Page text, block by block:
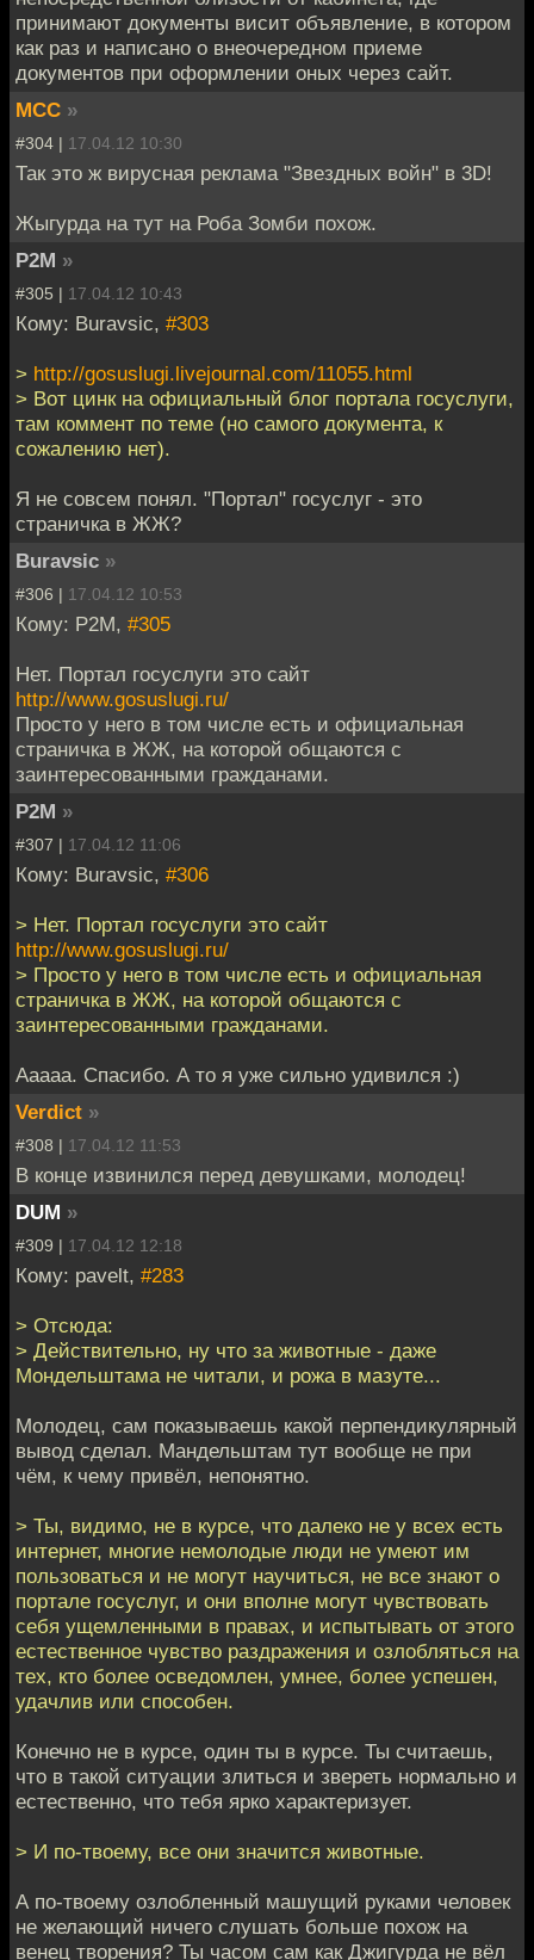
принимают документы висит объявление, в котором
как раз и написано о внеочередном приеме
документов при оформлении оных через сайт.
MCC »
#304 | 17.04.12 10:30
Так это ж вирусная реклама "Звездных войн" в 3D!
Жыгурда на тут на Роба Зомби похож.
P2M »
#305 | 17.04.12 10:43
Кому: Buravsic, #303
> http://gosuslugi.livejournal.com/11055.html
> Вот цинк на официальный блог портала госуслуги,
там коммент по теме (но самого документа, к
сожалению нет).
Я не совсем понял. "Портал" госуслуг - это
страничка в ЖЖ?
Buravsic »
#306 | 17.04.12 10:53
Кому: P2M, #305
Нет. Портал госуслуги это сайт
http://www.gosuslugi.ru/
Просто у него в том числе есть и официальная
страничка в ЖЖ, на которой общаются с
заинтересованными гражданами.
P2M »
#307 | 17.04.12 11:06
Кому: Buravsic, #306
> Нет. Портал госуслуги это сайт
http://www.gosuslugi.ru/
> Просто у него в том числе есть и официальная
страничка в ЖЖ, на которой общаются с
заинтересованными гражданами.
Ааааа. Спасибо. А то я уже сильно удивился :)
Verdict »
#308 | 17.04.12 11:53
В конце извинился перед девушками, молодец!
DUM »
#309 | 17.04.12 12:18
Кому: pavelt, #283
> Отсюда:
> Действительно, ну что за животные - даже
Мондельштама не читали, и рожа в мазуте...
Молодец, сам показываешь какой перпендикулярный
вывод сделал. Мандельштам тут вообще не при
чём, к чему привёл, непонятно.
> Ты, видимо, не в курсе, что далеко не у всех есть
интернет, многие немолодые люди не умеют им
пользоваться и не могут научиться, не все знают о
портале госуслуг, и они вполне могут чувствовать
себя ущемленными в правах, и испытывать от этого
естественное чувство раздражения и озлобляться на
тех, кто более осведомлен, умнее, более успешен,
удачлив или способен.
Конечно не в курсе, один ты в курсе. Ты считаешь,
что в такой ситуации злиться и звереть нормально и
естественно, что тебя ярко характеризует.
> И по-твоему, все они значится животные.
А по-твоему озлобленный машущий руками человек
не желающий ничего слушать больше похож на
венец творения? Ты часом сам как Джигурда не вёл